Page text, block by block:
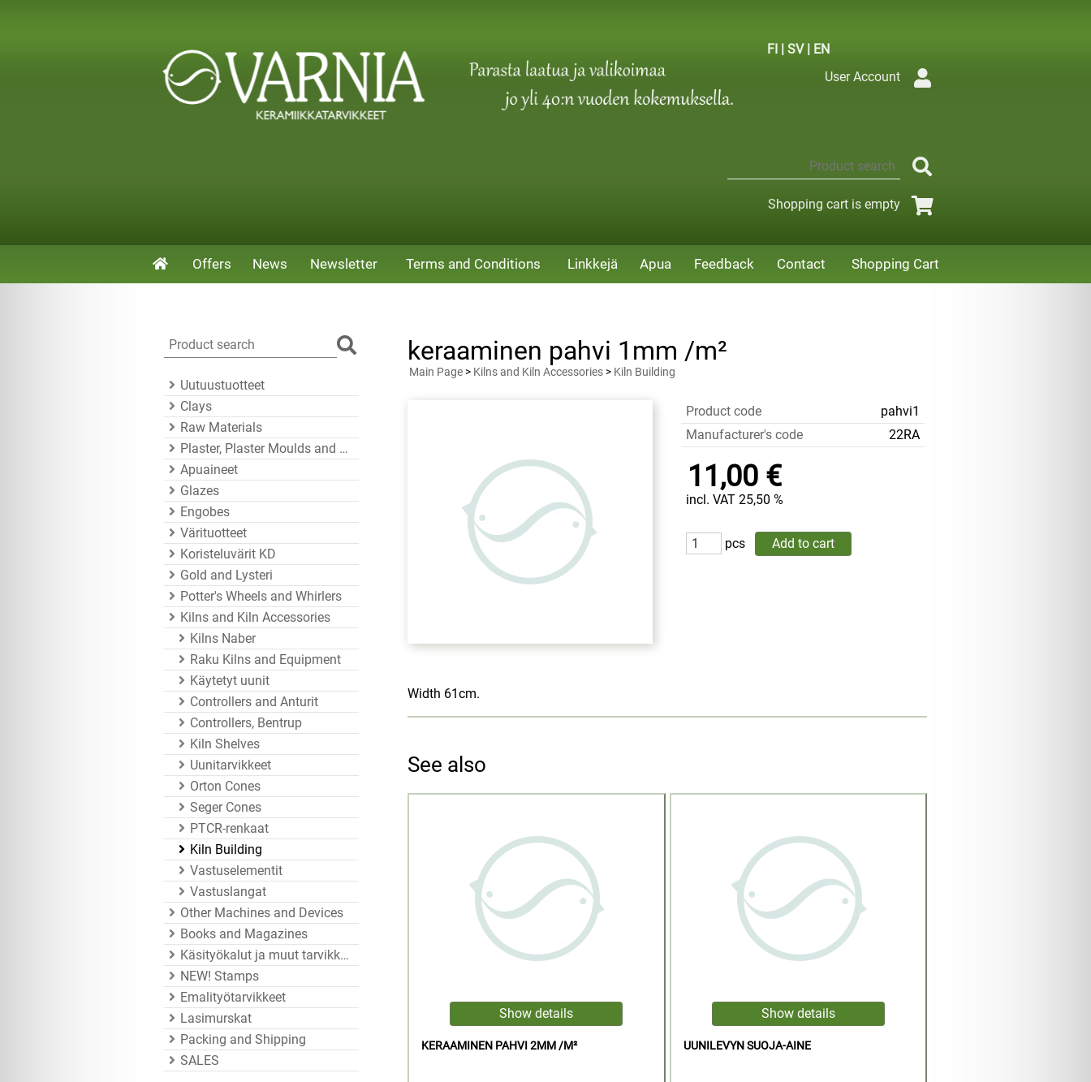
FI | SV| EN
User Account
Shopping cart is empty
Offers News Newsletter Terms and Conditions Linkkejä Apua Feedback Contact Shopping Cart
Uutuustuotteet
Clays
Raw Materials
Plaster, Plaster Moulds and Mould Accessories
Apuaineet
Glazes
Engobes
Värituotteet
Koristeluvärit KD
Gold and Lysteri
Potter's Wheels and Whirlers
Kilns and Kiln Accessories
Kilns Naber
Raku Kilns and Equipment
Käytetyt uunit
Controllers and Anturit
Controllers, Bentrup
Kiln Shelves
Uunitarvikkeet
Orton Cones
Seger Cones
PTCR-renkaat
Kiln Building
Vastuselementit
Vastuslangat
Other Machines and Devices
Books and Magazines
Käsityökalut ja muut tarvikkeet
NEW! Stamps
Emalityötarvikkeet
Lasimurskat
Packing and Shipping
SALES
keraaminen pahvi 1mm /m²
Main Page > Kilns and Kiln Accessories > Kiln Building
Product code
pahvi1
Manufacturer's code
22RA
11,00 €
incl. VAT 25,50 %
pcs
Width 61cm.
See also
KERAAMINEN PAHVI 2MM /M² UUNILEVYN SUOJA-AINE